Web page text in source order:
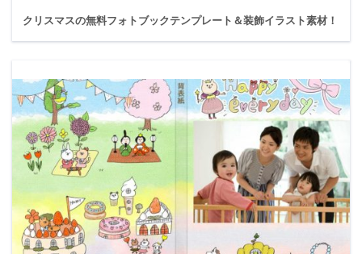
クリスマスの無料フォトブックテンプレート＆装飾イラスト素材！